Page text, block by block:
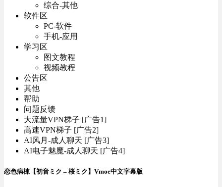
综合-其他
软件区
PC-软件
手机-应用
学习区
图文教程
视频教程
公告区
其他
帮助
问题反馈
大流量VPN梯子 [广告1]
高速VPN梯子 [广告2]
AI风月-成人聊天 [广告3]
AI电子魅魔-成人聊天 [广告4]
恋色病棟【初音ミク – 桜ミク】Vmoe中文字幕版